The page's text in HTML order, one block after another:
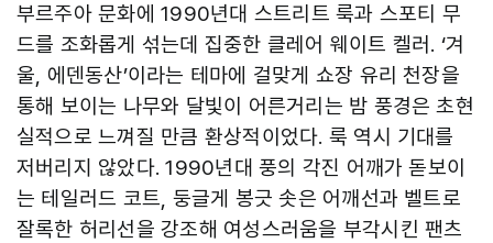
부르주아 문화에 1990년대 스트리트 룩과 스포티 무
드를 조화롭게 섞는데 집중한 클레어 웨이트 켈러. ‘겨
울, 에덴동산’이라는 테마에 걸맞게 쇼장 유리 천장을
통해 보이는 나무와 달빛이 어른거리는 밤 풍경은 초현
실적으로 느껴질 만큼 환상적이었다. 룩 역시 기대를
저버리지 않았다. 1990년대 풍의 각진 어깨가 돋보이
는 테일러드 코트, 둥글게 봉긋 솟은 어깨선과 벨트로
잘록한 허리선을 강조해 여성스러움을 부각시킨 팬츠